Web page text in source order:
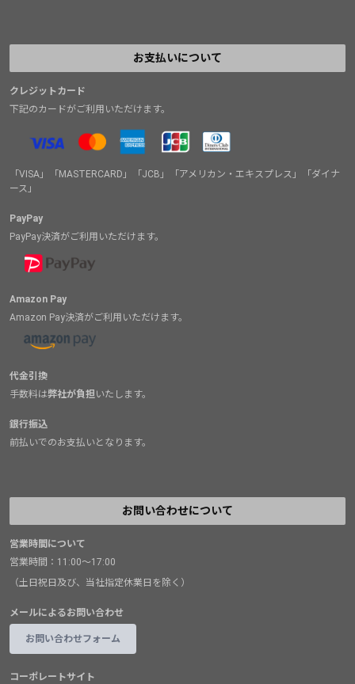
お支払いについて
クレジットカード
下記のカードがご利用いただけます。
「VISA」「MASTERCARD」「JCB」「アメリカン・エキスプレス」「ダイナ
ース」
PayPay
PayPay決済がご利用いただけます。
Amazon Pay
Amazon Pay決済がご利用いただけます。
代金引換
手数料は弊社が負担いたします。
銀行振込
前払いでのお支払いとなります。
お問い合わせについて
営業時間について
営業時間：11:00～17:00
（土日祝日及び、当社指定休業日を除く）
メールによるお問い合わせ
お問い合わせフォーム
コーポレートサイト